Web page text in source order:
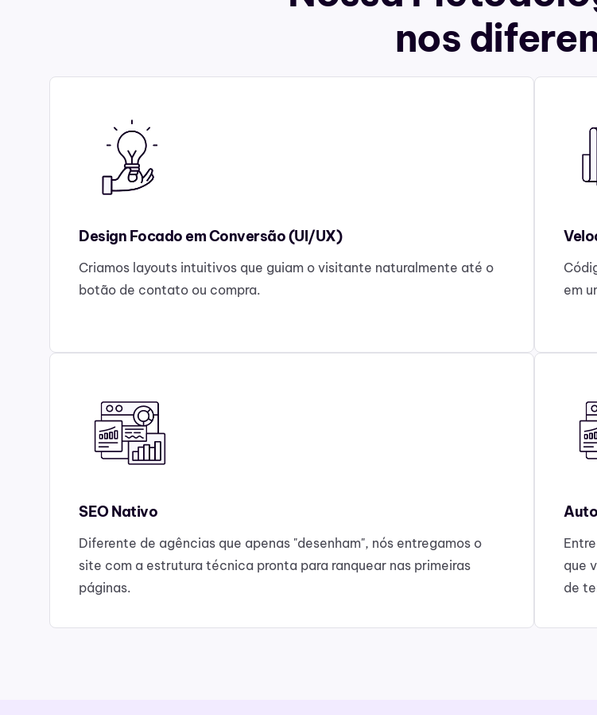
nos
Design Focado em Conversão (UI/UX)
Criamos layouts intuitivos que guiam o visitante naturalmente até o
botão de contato ou compra.
em
SEO Nativo
Diferente de agências que apenas "desenham", nós entregamos o
site com a estrutura técnica pronta para ranquear nas primeiras
páginas.
que
de